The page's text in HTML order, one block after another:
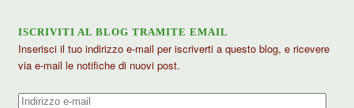
ISCRIVITI AL BLOG TRAMITE EMAIL
Inserisci il tuo indirizzo e-mail per iscriverti a questo blog, e ricevere
via e-mail le notifiche di nuovi post.
Indirizzo